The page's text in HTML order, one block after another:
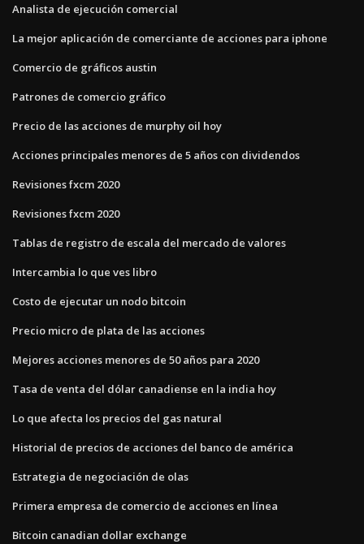
Analista de ejecución comercial
La mejor aplicación de comerciante de acciones para iphone
Comercio de gráficos austin
Patrones de comercio gráfico
Precio de las acciones de murphy oil hoy
Acciones principales menores de 5 años con dividendos
Revisiones fxcm 2020
Revisiones fxcm 2020
Tablas de registro de escala del mercado de valores
Intercambia lo que ves libro
Costo de ejecutar un nodo bitcoin
Precio micro de plata de las acciones
Mejores acciones menores de 50 años para 2020
Tasa de venta del dólar canadiense en la india hoy
Lo que afecta los precios del gas natural
Historial de precios de acciones del banco de américa
Estrategia de negociación de olas
Primera empresa de comercio de acciones en línea
Bitcoin canadian dollar exchange